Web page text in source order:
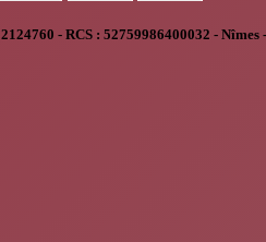
2124760 - RCS : 52759986400032 -